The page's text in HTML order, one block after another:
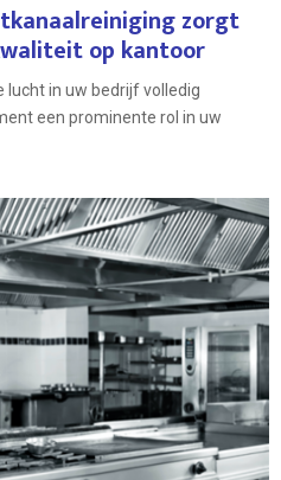
zorgt
op kantoor
lucht in uw bedrijf volledig
een prominente rol in uw